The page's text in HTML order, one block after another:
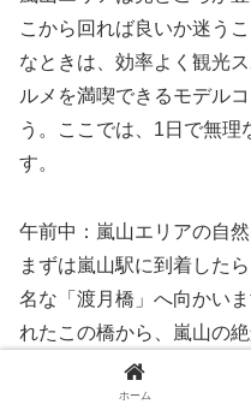
こから回れば良いか迷う
なときは、効率よく観光
ルメを満喫できるモデル
う。ここでは、1日で無理
す。
午前中：嵐山エリアの自
まずは嵐山駅に到着した
名な「渡月橋」へ向かい
れたこの橋から、嵐山の
す。渡月橋周辺では写真
散歩をして嵐山の自然美
ホーム